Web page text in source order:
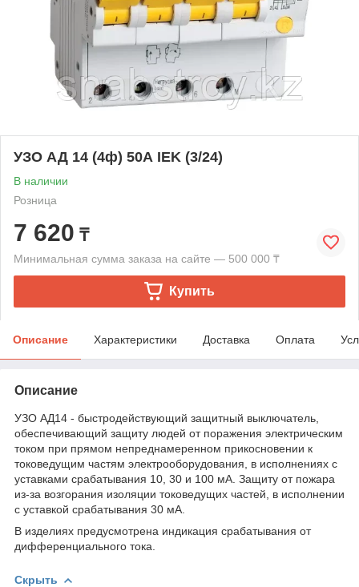
УЗО АД 14 (4ф) 50А IEK (3/24)
В наличии
Розница
7 620 ₸
Минимальная сумма заказа на сайте — 500 000 ₸
Купить
Описание Характеристики Доставка Оплата
Описание
УЗО АД14 - быстродействующий защитный выключатель,
обеспечивающий защиту людей от поражения электрическим
током при прямом непреднамеренном прикосновении к
токоведущим частям электрооборудования, в исполнениях с
уставками срабатывания 10, 30 и 100 мА. Защиту от пожара
из-за возгорания изоляции токоведущих частей, в исполнении
с уставкой срабатывания 30 мА.
В изделиях предусмотрена индикация срабатывания от
дифференциального тока.
Скрыть